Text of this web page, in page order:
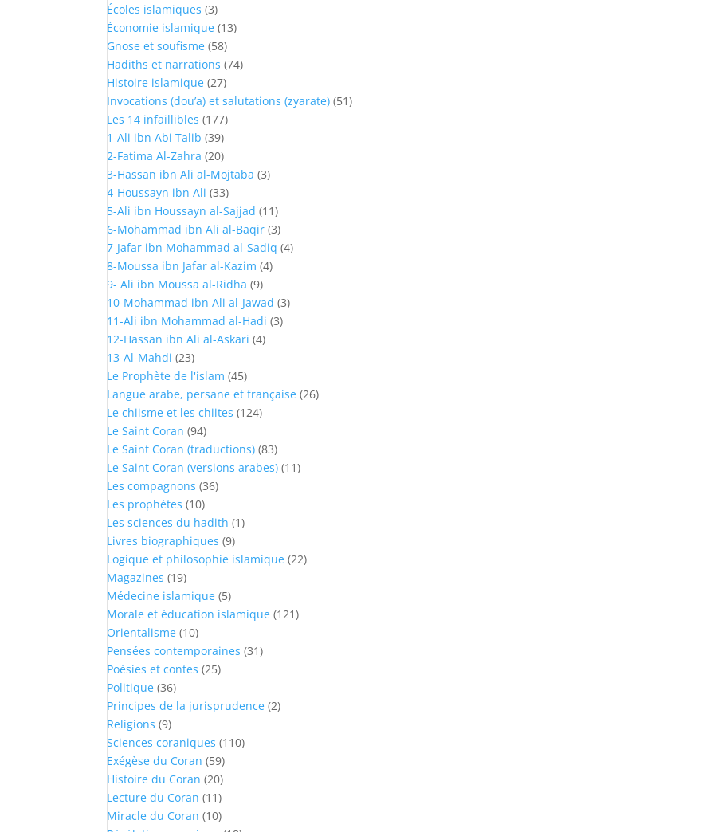
Écoles islamiques (3)
Économie islamique (13)
Gnose et soufisme (58)
Hadiths et narrations (74)
Histoire islamique (27)
Invocations (dou’a) et salutations (zyarate) (51)
Les 14 infaillibles (177)
1-Ali ibn Abi Talib (39)
2-Fatima Al-Zahra (20)
3-Hassan ibn Ali al-Mojtaba (3)
4-Houssayn ibn Ali (33)
5-Ali ibn Houssayn al-Sajjad (11)
6-Mohammad ibn Ali al-Baqir (3)
7-Jafar ibn Mohammad al-Sadiq (4)
8-Moussa ibn Jafar al-Kazim (4)
9- Ali ibn Moussa al-Ridha (9)
10-Mohammad ibn Ali al-Jawad (3)
11-Ali ibn Mohammad al-Hadi (3)
12-Hassan ibn Ali al-Askari (4)
13-Al-Mahdi (23)
Le Prophète de l'islam (45)
Langue arabe, persane et française (26)
Le chiisme et les chiites (124)
Le Saint Coran (94)
Le Saint Coran (traductions) (83)
Le Saint Coran (versions arabes) (11)
Les compagnons (36)
Les prophètes (10)
Les sciences du hadith (1)
Livres biographiques (9)
Logique et philosophie islamique (22)
Magazines (19)
Médecine islamique (5)
Morale et éducation islamique (121)
Orientalisme (10)
Pensées contemporaines (31)
Poésies et contes (25)
Politique (36)
Principes de la jurisprudence (2)
Religions (9)
Sciences coraniques (110)
Exégèse du Coran (59)
Histoire du Coran (20)
Lecture du Coran (11)
Miracle du Coran (10)